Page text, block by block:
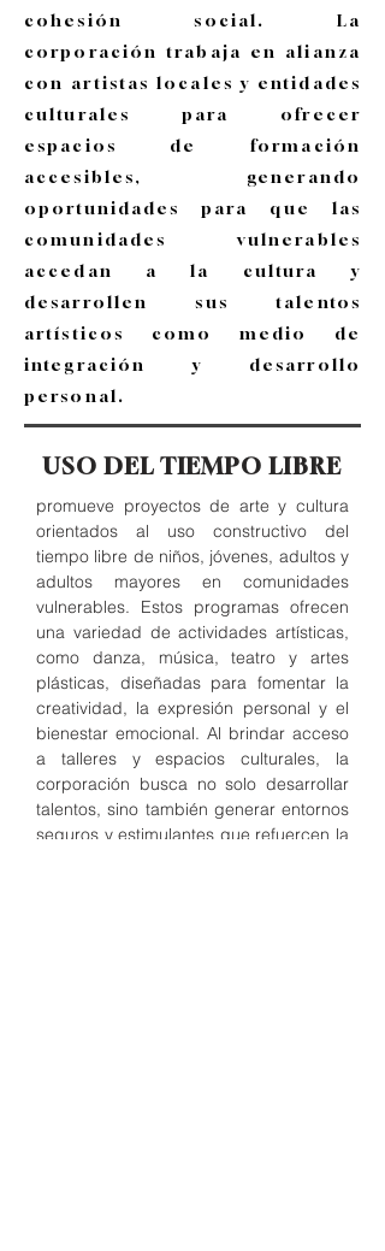
cohesión social. La
corporación trabaja en alianza
con artistas locales y entidades
culturales para ofrecer
espacios de formación
accesibles, generando
oportunidades para que las
comunidades vulnerables
accedan a la cultura y
desarrollen sus talentos
artísticos como medio de
integración y desarrollo
personal.
USO DEL TIEMPO LIBRE
promueve proyectos de arte y cultura
orientados al uso constructivo del
tiempo libre de niños, jóvenes, adultos y
adultos mayores en comunidades
vulnerables. Estos programas ofrecen
una variedad de actividades artísticas,
como danza, música, teatro y artes
plásticas, diseñadas para fomentar la
creatividad, la expresión personal y el
bienestar emocional. Al brindar acceso
a talleres y espacios culturales, la
corporación busca no solo desarrollar
talentos, sino también generar entornos
seguros y estimulantes que refuercen la